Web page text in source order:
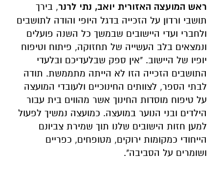
ראש המועצה האזורית יואב, נתי לרנר, בירך
תושבי ורדון על הזכייה בדגל היופי והודה לתושבים
ולחברי ועדי היישובים שבמשך כל השנה פועלים
ונמצאים בלב העשייה של תחזוקה, פיתוח וטיפוח
יופיו של היישוב. "אין ספק שבלעדיכם ובלעדי
התושבים הזכייה הזו לא הייתה מתממשת. תודה
לבתי הספר, לצוותים החינוכיים ולעובדי המועצה
על טיפוח מוסדות החינוך אשר מהווים בית עבור
הילדים ובני הנוער במועצה. כמועצה נמשיך לפעול
למען חזות הישובים שלנו תוך שמירת צביונם
הייחודי כמקומות ירוקים, מטופחים, כפריים
ושומרים על הסביבה".